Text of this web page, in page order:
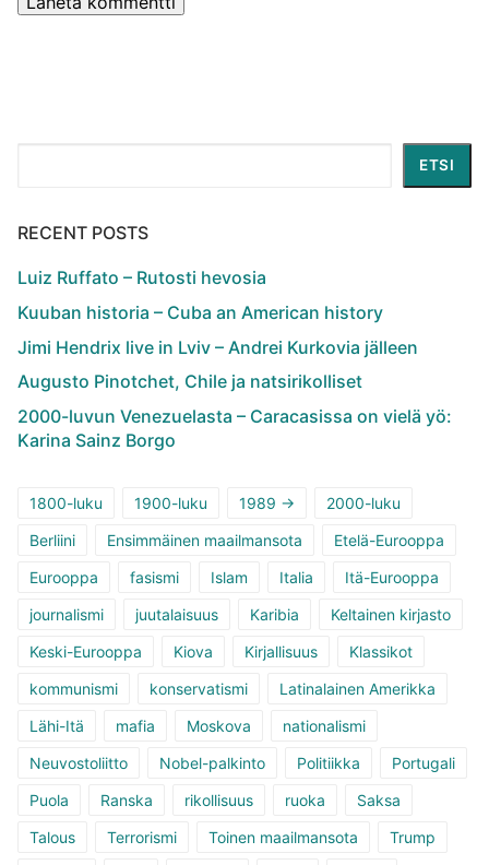
ETSI
RECENT POSTS
Luiz Ruffato – Rutosti hevosia
Kuuban historia – Cuba an American history
Jimi Hendrix live in Lviv – Andrei Kurkovia jälleen
Augusto Pinotchet, Chile ja natsirikolliset
2000-luvun Venezuelasta – Caracasissa on vielä yö:
Karina Sainz Borgo
1800-luku 1900-luku 1989 ->
2000-luku
Berliini
Ensimmäinen maailmansota
Etelä-Eurooppa
Eurooppa
fasismi Islam Italia
Itä-Eurooppa
journalismi
juutalaisuus Karibia
Keltainen kirjasto
Keski-Eurooppa
Kiova Kirjallisuus
Klassikot
kommunismi
konservatismi
Latinalainen Amerikka
Lähi-Itä
mafia Moskova
nationalismi
Neuvostoliitto
Nobel-palkinto Politiikka
Portugali
Puola
Ranska rikollisuus ruoka
Saksa
Talous
Terrorismi Toinen maailmansota
Trump